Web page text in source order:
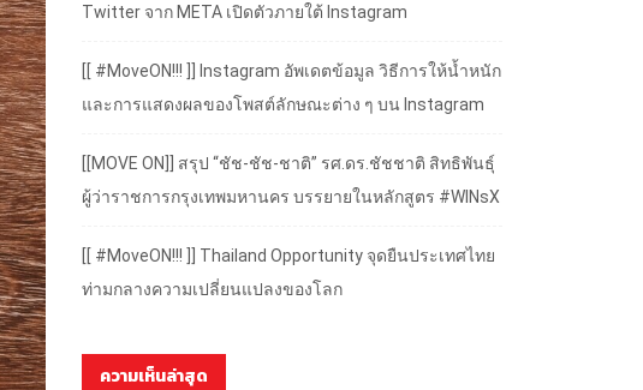
Twitter จาก META เปิดตัวภายใต้ Instagram
[[ #MoveON!!! ]] Instagram อัพเดตข้อมูล วิธีการให้น้ำหนัก
และการแสดงผลของโพสต์ลักษณะต่าง ๆ บน Instagram
[[MOVE ON]] สรุป “ชัช-ชัช-ชาติ” รศ.ดร.ชัชชาติ สิทธิพันธุ์
ผู้ว่าราชการกรุงเทพมหานคร บรรยายในหลักสูตร #WINsX
[[ #MoveON!!! ]] Thailand Opportunity จุดยืนประเทศไทย
ท่ามกลางความเปลี่ยนแปลงของโลก
ความเห็นล่าสุด